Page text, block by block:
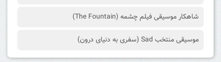
شاهکار موسیقی فیلم چشمه (The Fountain)
موسیقی منتخب Sad (سفری به دنیای درون)